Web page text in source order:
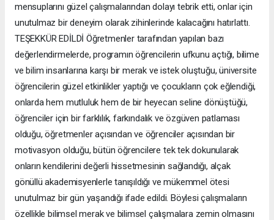
mensuplarını güzel çalışmalarından dolayı tebrik etti, onlar için
unutulmaz bir deneyim olarak zihinlerinde kalacağını hatırlattı.
TEŞEKKÜR EDİLDİ Öğretmenler tarafından yapılan bazı
değerlendirmelerde, programın öğrencilerin ufkunu açtığı, bilime
ve bilim insanlarına karşı bir merak ve istek oluştuğu, üniversite
öğrencilerin güzel etkinlikler yaptığı ve çocukların çok eğlendiği,
onlarda hem mutluluk hem de bir heyecan seline dönüştüğü,
öğrenciler için bir farklılık, farkındalık ve özgüven patlaması
olduğu, öğretmenler açısından ve öğrenciler açısından bir
motivasyon olduğu, bütün öğrencilere tek tek dokunularak
onların kendilerini değerli hissetmesinin sağlandığı, alçak
gönüllü akademisyenlerle tanışıldığı ve mükemmel ötesi
unutulmaz bir gün yaşandığı ifade edildi. Böylesi çalışmaların
özellikle bilimsel merak ve bilimsel çalışmalara zemin olmasını